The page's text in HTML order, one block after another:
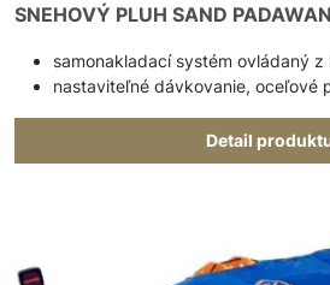
SNEHOVÝ PLUH SAND PADAWAN
samonakladací systém ovládaný z
nastaviteľné dávkovanie, oceľové
Detail